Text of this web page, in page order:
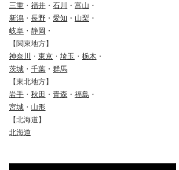
三重 ・ 福井 ・ 石川 ・ 富山 ・
新潟 ・ 長野 ・ 愛知 ・ 山梨 ・
岐阜 ・ 静岡 ・
【関東地方】
神奈川
・ 東京 ・ 埼玉 ・ 栃木 ・
茨城 ・ 千葉 ・ 群馬
【東北地方】
岩手 ・ 秋田 ・ 青森 ・ 福島 ・
宮城 ・ 山形
【北海道】
北海道